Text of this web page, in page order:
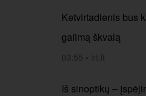
Ketvirtadienis bus
galimą škvalą
03:55 • lrt.lt
Iš sinoptikų –